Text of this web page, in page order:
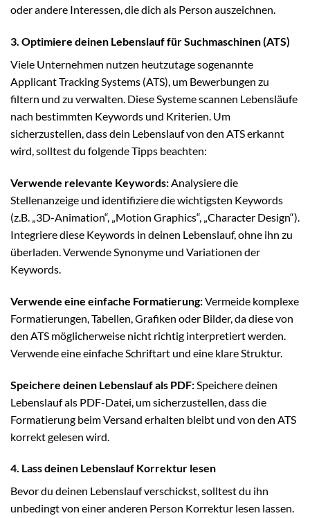
oder andere Interessen, die dich als Person auszeichnen.
3. Optimiere deinen Lebenslauf für Suchmaschinen (ATS)
Viele Unternehmen nutzen heutzutage sogenannte
Applicant Tracking Systems (ATS), um Bewerbungen zu
filtern und zu verwalten. Diese Systeme scannen Lebensläufe
nach bestimmten Keywords und Kriterien. Um
sicherzustellen, dass dein Lebenslauf von den ATS erkannt
wird, solltest du folgende Tipps beachten:
Verwende relevante Keywords:Analysiere die
Stellenanzeige und identifiziere die wichtigsten Keywords
(z.B. „3D-Animation“, „Motion Graphics“, „Character Design“).
Integriere diese Keywords in deinen Lebenslauf, ohne ihn zu
überladen. Verwende Synonyme und Variationen der
Keywords.
Verwende eine einfache Formatierung:Vermeide komplexe
Formatierungen, Tabellen, Grafiken oder Bilder, da diese von
den ATS möglicherweise nicht richtig interpretiert werden.
Verwende eine einfache Schriftart und eine klare Struktur.
Speichere deinen Lebenslauf als PDF: Speichere deinen
Lebenslauf als PDF-Datei, um sicherzustellen, dass die
Formatierung beim Versand erhalten bleibt und von den ATS
korrekt gelesen wird.
4. Lass deinen Lebenslauf Korrektur lesen
Bevor du deinen Lebenslauf verschickst, solltest du ihn
unbedingt von einer anderen Person Korrektur lesen lassen.